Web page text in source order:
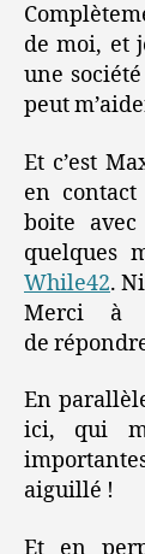
de moi, et
une
peut
Et c’est
en
boite
quelques
While42.
Merci à
de
En
ici, qui
aiguillé !
Et en